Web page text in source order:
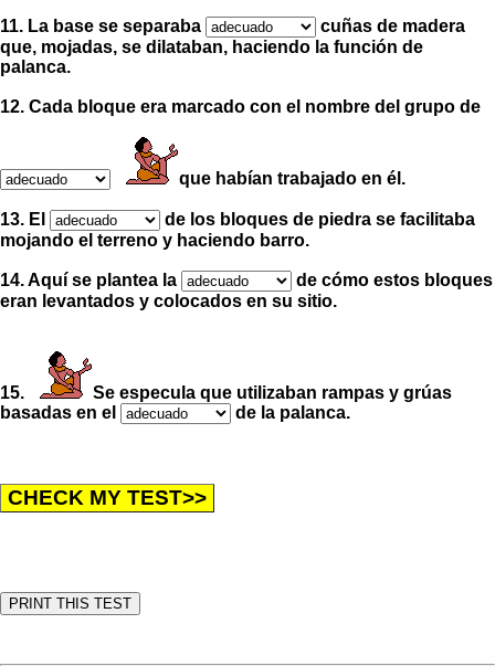
11. La base se separaba
cuñas de madera
que, mojadas, se dilataban, haciendo la función de
palanca.
12. Cada bloque era marcado con el nombre del grupo de
que habían trabajado en él.
13. El
de los bloques de piedra se facilitaba
mojando el terreno y haciendo barro.
14. Aquí se plantea la
de cómo estos bloques
eran levantados y colocados en su sitio.
15.
Se especula que utilizaban rampas y grúas
basadas en el
de la palanca.